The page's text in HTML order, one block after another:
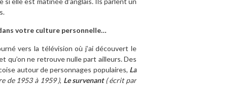
votre culture personnelle…
vers la télévision où j’ai découvert le
qu’on ne retrouve nulle part ailleurs. Des
autour de personnages populaires, La
de 1953 à 1959 ), Le survenant ( écrit par